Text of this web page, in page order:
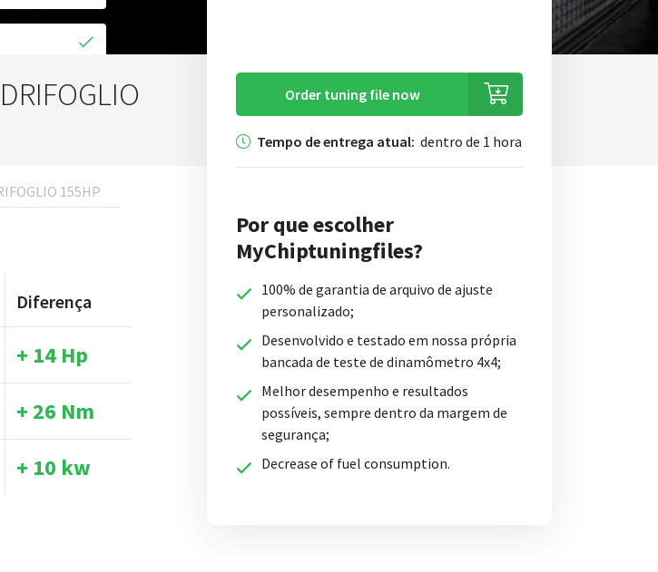
Order tuning file now
Tempo de entrega atual: dentro de 1 hora
Por que escolher
MyChiptuningfiles?
100% de garantia de arquivo de ajuste
personalizado;
Desenvolvido e testado em nossa própria
bancada de teste de dinamômetro 4x4;
Melhor desempenho e resultados
possíveis, sempre dentro da margem de
segurança;
Decrease of fuel consumption.
155HP
Diferença
+ 14 Hp
+ 26 Nm
+ 10 kw